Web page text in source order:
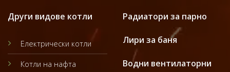
Други видове котли
Електрически котли
Котли на нафта
Радиатори за парно
Лири за баня
Водни вентилаторни